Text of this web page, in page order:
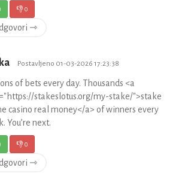
👎0
⇾
Postavljeno 01-03-2026 17:23:38
of bets every day. Thousands <a
stakeslotus.org/my-stake/">stake
casino real money</a> of winners every
You’re next.
👎0
⇾